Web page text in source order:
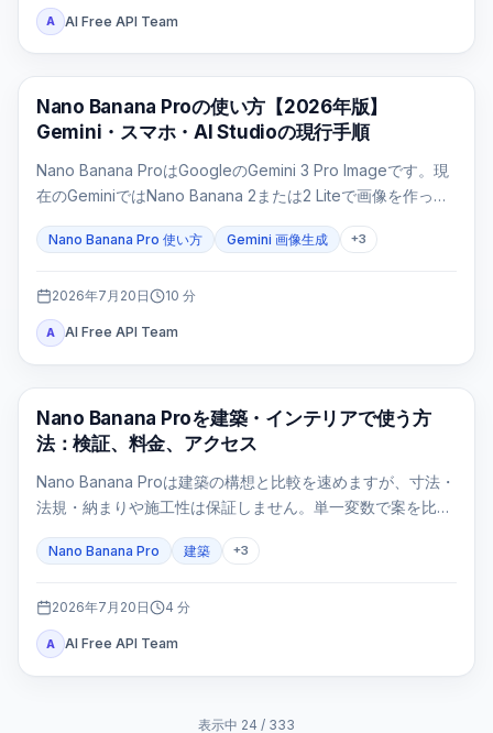
A AI Free API Team
AI 画像生成
Nano Banana Proの使い方【2026年版】
Gemini・スマホ・AI Studioの現行手順
Nano Banana ProはGoogleのGemini 3 Pro Imageです。現
在のGeminiではNano Banana 2または2 Liteで画像を作った
直接指定する入口はAI Studio/APIです。
Nano Banana Pro 使い方 Gemini 画像生成 +3
2026年7月20日 10 分
A AI Free API Team
AI画像生成
Nano Banana Proを建築・インテリアで使う方
法：検証、料金、アクセス
Nano Banana Proは建築の構想と比較を速めますが、寸法・
法規・納まりや施工性は保証しません。単一変数で案を比較
Nano Banana Pro 建築 +3
2026年7月20日 4 分
A AI Free API Team
表示中 24 / 333